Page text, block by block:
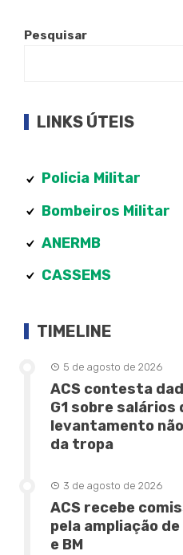
Pesquisar
LINKS ÚTEIS
Policia Militar
Bombeiros Militar
ANERMB
CASSEMS
TIMELINE
5 de agosto de 2026
ACS contesta
G1 sobre salários
levantamento
da tropa
3 de agosto de 2026
ACS recebe
pela ampliação de
e BM